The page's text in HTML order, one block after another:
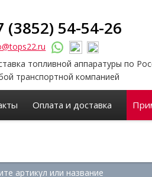
(3852) 54-54-26
топливной аппаратуры по
транспортной компанией
Оплата и доставка